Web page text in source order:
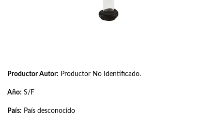
Productor Autor: Productor No Identificado.
Año: S/F
País: País desconocido